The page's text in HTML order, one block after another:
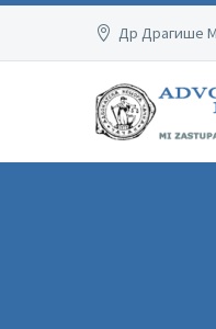
Др Драгише